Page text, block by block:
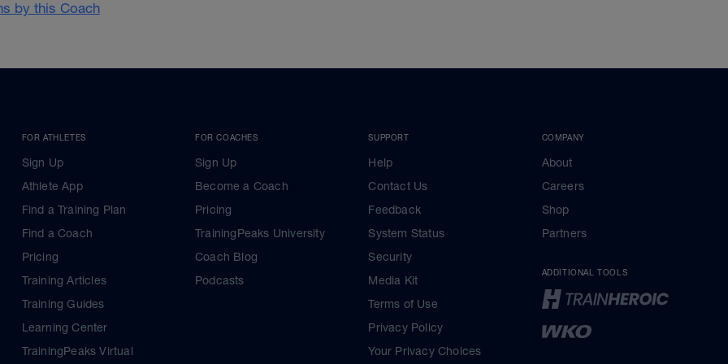
by this Coach
FOR ATHLETES
Sign Up
Athlete App
Find a Training Plan
Find a Coach
Pricing
Training Articles
Training Guides
Learning Center
TrainingPeaks Virtual
FOR COACHES
Sign Up
Become a Coach
Pricing
TrainingPeaks University
Coach Blog
Podcasts
SUPPORT
Help
Contact Us
Feedback
System Status
Security
Media Kit
Terms of Use
Privacy Policy
Your Privacy Choices
COMPANY
About
Careers
Shop
Partners
ADDITIONAL TOOLS